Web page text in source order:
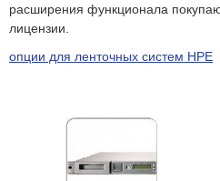
расширения функционала
лицензии.
опции для ленточных систем HPE